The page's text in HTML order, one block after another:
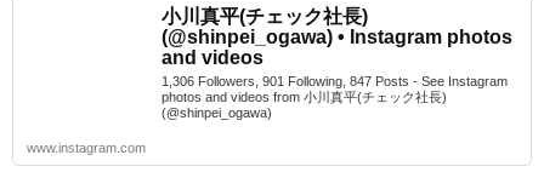
小川真平(チェック社長)
(@shinpei_ogawa) • Instagram photos
and videos
1,306 Followers, 901 Following, 847 Posts - See Instagram
photos and videos from 小川真平(チェック社長)
(@shinpei_ogawa)
www.instagram.com